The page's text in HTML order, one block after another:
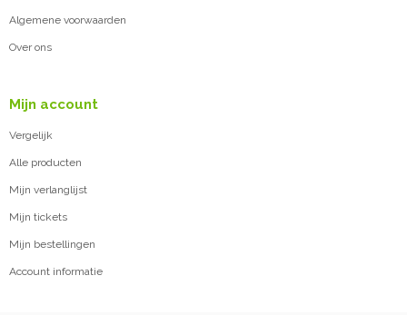
Algemene voorwaarden
Over ons
Mijn account
Vergelijk
Alle producten
Mijn verlanglijst
Mijn tickets
Mijn bestellingen
Account informatie